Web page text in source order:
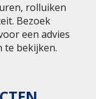
rolluiken
Bezoek
een advies
te bekijken.